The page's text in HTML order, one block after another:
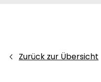
Zurück zur Übersicht